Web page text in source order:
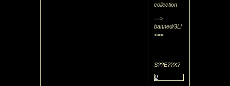
collection
==>
banned/3LI
<==
S??E??X?
0